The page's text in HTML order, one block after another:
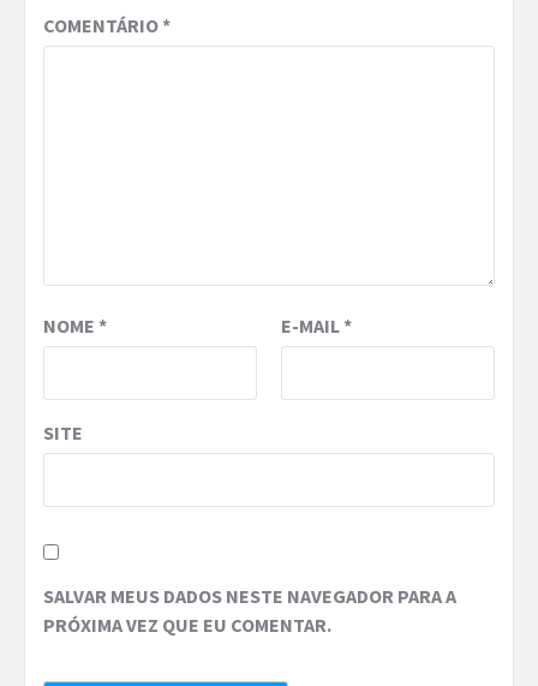
COMENTÁRIO*
NOME * E-MAIL*
SITE
SALVAR MEUS DADOS NESTE NAVEGADOR PARA A
PRÓXIMA VEZ QUE EU COMENTAR.